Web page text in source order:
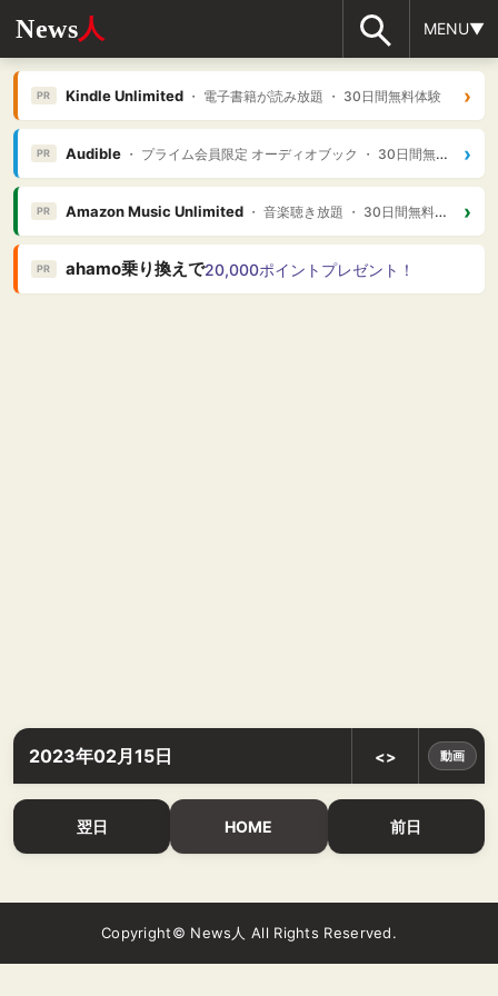
News人 MENU▼
PR Kindle Unlimited・ 電子書籍が読み放題 ・ 30日間無料体験 ›
PR Audible・ プライム会員限定 オーディオブック ・ 30日間無料体験 ›
PR Amazon Music Unlimited・ 音楽聴き放題 ・ 30日間無料体験 ›
PR ahamo乗り換えで20,000ポイントプレゼント！
2023年02月15日 <> 動画
翌日 HOME 前日
Copyright© News人 All Rights Reserved.